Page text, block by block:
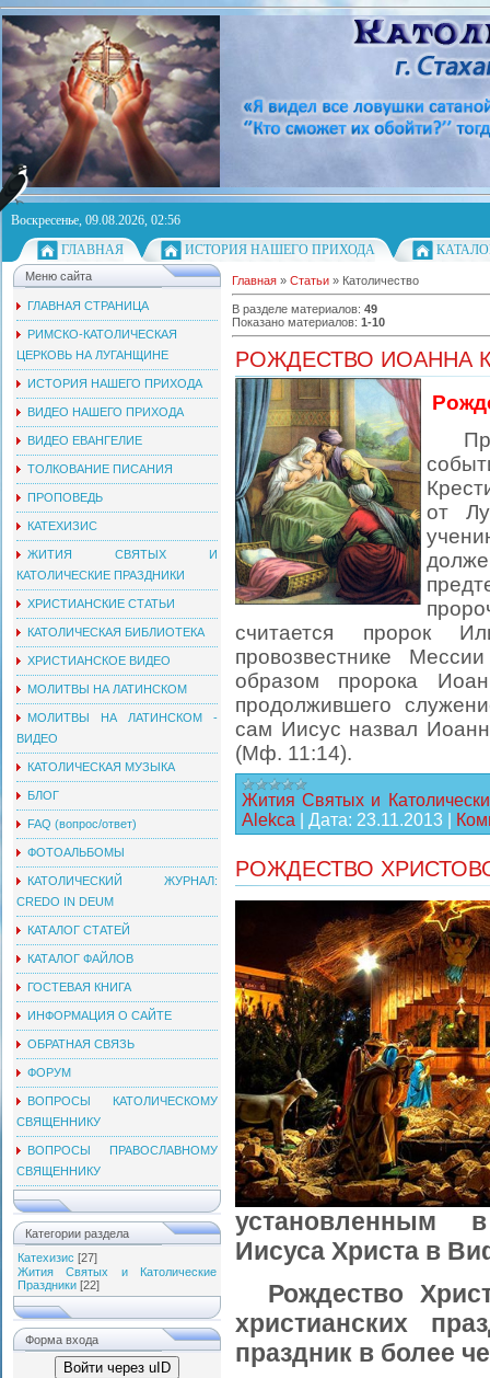
Воскресенье, 09.08.2026, 02:56
ГЛАВНАЯ
ИСТОРИЯ НАШЕГО ПРИХОДА
Меню сайта
ГЛАВНАЯ СТРАНИЦА
РИМСКО-КАТОЛИЧЕСКАЯ
ЦЕРКОВЬ НА ЛУГАНЩИНЕ
ИСТОРИЯ НАШЕГО ПРИХОДА
ВИДЕО НАШЕГО ПРИХОДА
ВИДЕО ЕВАНГЕЛИЕ
ТОЛКОВАНИЕ ПИСАНИЯ
ПРОПОВЕДЬ
КАТЕХИЗИС
ЖИТИЯ СВЯТЫХ И
КАТОЛИЧЕСКИЕ ПРАЗДНИКИ
ХРИСТИАНСКИЕ СТАТЬИ
КАТОЛИЧЕСКАЯ БИБЛИОТЕКА
ХРИСТИАНСКОЕ ВИДЕО
МОЛИТВЫ НА ЛАТИНСКОМ
МОЛИТВЫ НА ЛАТИНСКОМ -
ВИДЕО
КАТОЛИЧЕСКАЯ МУЗЫКА
БЛОГ
FAQ (вопрос/ответ)
ФОТОАЛЬБОМЫ
КАТОЛИЧЕСКИЙ ЖУРНАЛ:
CREDO IN DEUM
КАТАЛОГ СТАТЕЙ
КАТАЛОГ ФАЙЛОВ
ГОСТЕВАЯ КНИГА
ИНФОРМАЦИЯ О САЙТЕ
ОБРАТНАЯ СВЯЗЬ
ФОРУМ
ВОПРОСЫ КАТОЛИЧЕСКОМУ
СВЯЩЕННИКУ
ВОПРОСЫ ПРАВОСЛАВНОМУ
СВЯЩЕННИКУ
Категории раздела
Катехизис [27]
Жития Святых и Католические
Праздники [22]
Форма входа
Войти через uID
Главная » Статьи » Католичество
В разделе материалов: 49
Показано материалов: 1-10
РОЖДЕСТВО ИОАННА
от
считается пророк
провозвестнике
образом пророка
продолжившего
сам Иисус назвал
(Мф. 11:14).
Жития Святых и
Alekca
Дата: 23.11.2013
РОЖДЕСТВО
установленным
Иисуса Христа в
Рождество
христианских
праздник в более